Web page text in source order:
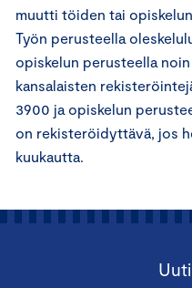
muutti töiden tai
Työn perusteella
opiskelun perusteella
kansalaisten
3900 ja opiskelun
on rekisteröidyttävä, jos
kuukautta.